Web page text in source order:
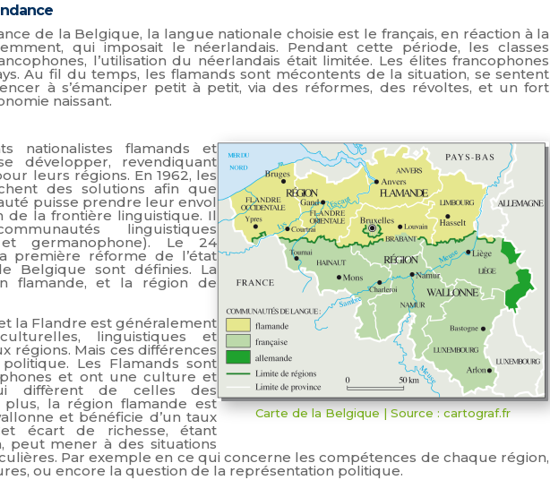
de la Belgique, la langue nationale choisie est le français, en réaction à la
qui imposait le néerlandais. Pendant cette période, les classes
l’utilisation du néerlandais était limitée. Les élites francophones
Au fil du temps, les flamands sont mécontents de la situation, se sentent
à s’émanciper petit à petit, via des réformes, des révoltes, et un fort
naissant.
Carte de la Belgique | Source : cartograf.fr
nationalistes flamands et
développer, revendiquant
leurs régions. En 1962, les
des solutions afin que
puisse prendre leur envol
de la frontière linguistique. Il
linguistiques
et germanophone). Le 24
première réforme de l’état
Belgique sont définies. La
flamande, et la région de
la Flandre est généralement
linguistiques et
régions. Mais ces différences
Les Flamands sont
et ont une culture et
diffèrent de celles des
plus, la région flamande est
et bénéficie d’un taux
écart de richesse, étant
peut mener à des situations
Par exemple en ce qui concerne les compétences de chaque région,
ou encore la question de la représentation politique.